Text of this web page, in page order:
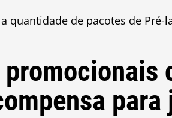
quantidade de pacotes de
promocionais